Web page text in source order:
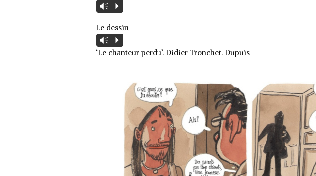
Lecteur
audio
Vm P
Le dessin
Lecteur
audio
Vm P
‘Le chanteur perdu’. Didier Tronchet. Dupuis